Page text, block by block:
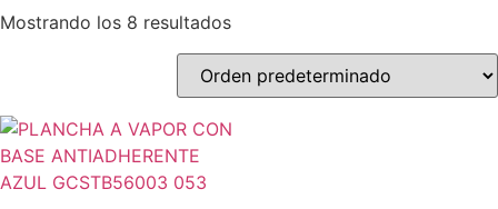
Mostrando los 8 resultados